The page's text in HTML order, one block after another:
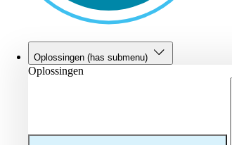
Oplossingen (has submenu)
Oplossingen